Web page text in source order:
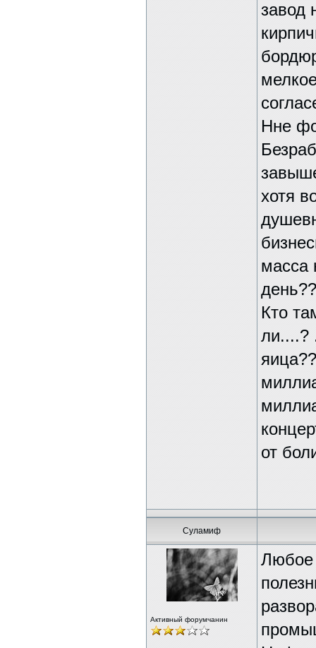
завод
Нне
хотя
масса
Кто
ли....?
от
Суламиф
Активный форумчанин
Любое